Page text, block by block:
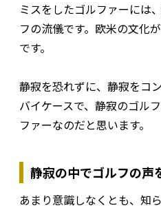
ミスをしたゴルファーには
フの流儀です。欧米の文化
です。
静寂を恐れずに、静寂をコ
バイケースで、静寂のゴル
ファーなのだと思います。
静寂の中でゴルフの声
あまり意識しなくとも、知